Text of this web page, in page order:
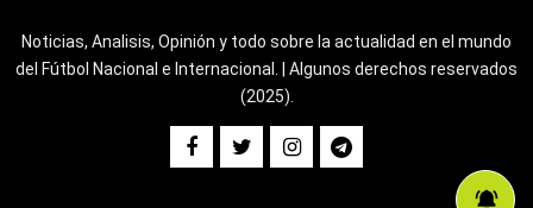
Noticias, Analisis, Opinión y todo sobre la actualidad en el mundo
del Fútbol Nacional e Internacional. | Algunos derechos reservados
(2025).